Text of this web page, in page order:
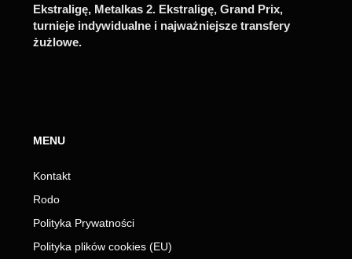
Ekstraligę, Metalkas 2. Ekstraligę, Grand Prix,
turnieje indywidualne i najważniejsze transfery
żużlowe.
MENU
Kontakt
Rodo
Polityka Prywatności
Polityka plików cookies (EU)